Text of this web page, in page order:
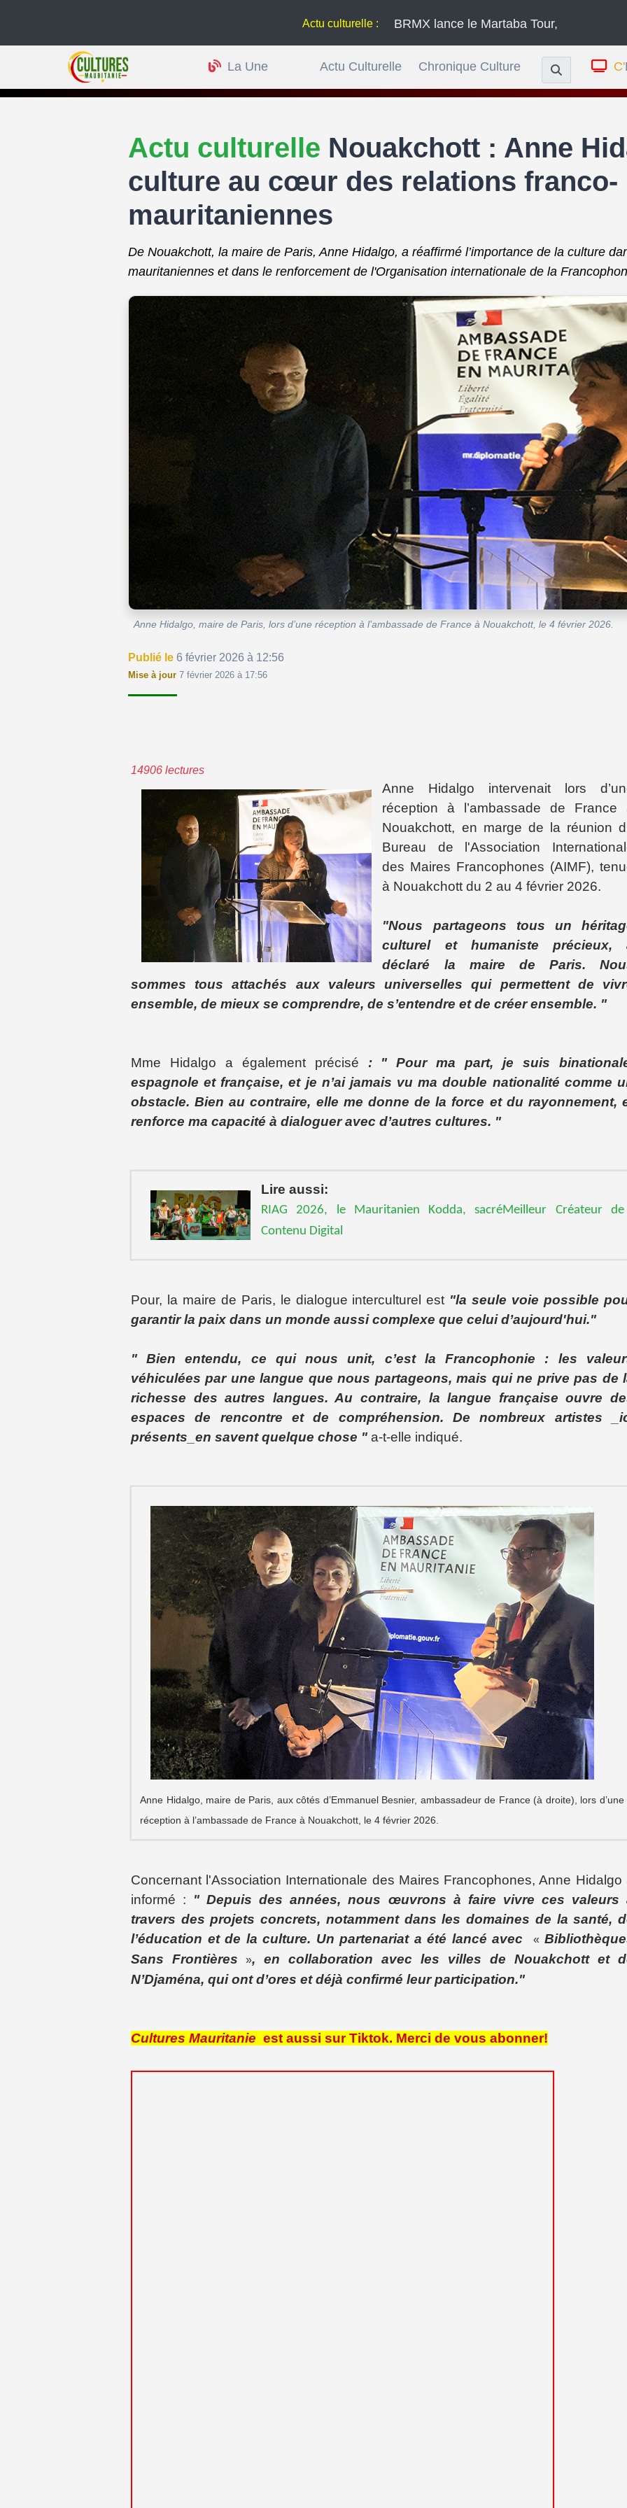
Actu culturelle : BRMX lance le Martaba Tour, une série de concerts
La Une Actu Culturelle Chronique Culture C'
Actu culturelle Nouakchott : Anne
culture au cœur des relations franco-
mauritaniennes
De Nouakchott, la maire de Paris, Anne Hidalgo, a réaffirmé l’importance de la culture
mauritaniennes et dans le renforcement de l'Organisation internationale de la
Anne Hidalgo, maire de Paris, lors d’une réception à l’ambassade de France à Nouakchott, le 4 février 2026.
Publié le 6 février 2026 à 12:56
Mise à jour 7 février 2026 à 17:56
14906 lectures
Anne Hidalgo intervenait lors
réception à l’ambassade de France
Nouakchott, en marge de la réunion
Bureau de l'Association
des Maires Francophones (AIMF),
à Nouakchott du 2 au 4 février 2026.
"Nous partageons tous un
culturel et humaniste précieux,
déclaré la maire de Paris.
sommes tous attachés aux valeurs universelles qui permettent de
ensemble, de mieux se comprendre, de s’entendre et de créer ensemble. "
Mme Hidalgo a également précisé : " Pour ma part, je suis
espagnole et française, et je n’ai jamais vu ma double nationalité comme
obstacle. Bien au contraire, elle me donne de la force et du rayonnement,
renforce ma capacité à dialoguer avec d’autres cultures. "
Lire aussi:
RIAG 2026, le Mauritanien Kodda, sacréMeilleur Créateur de
Contenu Digital
Pour, la maire de Paris, le dialogue interculturel est "la seule voie possible
garantir la paix dans un monde aussi complexe que celui d’aujourd'hui."
" Bien entendu, ce qui nous unit, c’est la Francophonie : les
véhiculées par une langue que nous partageons, mais qui ne prive pas de
richesse des autres langues. Au contraire, la langue française ouvre
espaces de rencontre et de compréhension. De nombreux artistes
présents_en savent quelque chose " a-t-elle indiqué.
Anne Hidalgo, maire de Paris, aux côtés d’Emmanuel Besnier, ambassadeur de France (à droite), lors d’une
réception à l’ambassade de France à Nouakchott, le 4 février 2026.
Concernant l'Association Internationale des Maires Francophones, Anne Hidalgo
informé : " Depuis des années, nous œuvrons à faire vivre ces valeurs
travers des projets concrets, notamment dans les domaines de la santé,
l’éducation et de la culture. Un partenariat a été lancé avec
«
Sans Frontières », en collaboration avec les villes de Nouakchott et
N’Djaména, qui ont d’ores et déjà confirmé leur participation."
Cultures Mauritanie est aussi sur Tiktok. Merci de vous abonner!